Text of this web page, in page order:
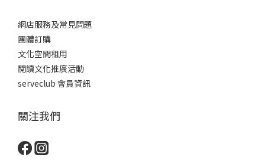
網店服務及常見問題
團體訂購
文化空間租用
閱讀文化推廣活動
serveclub 會員資訊
關注我們